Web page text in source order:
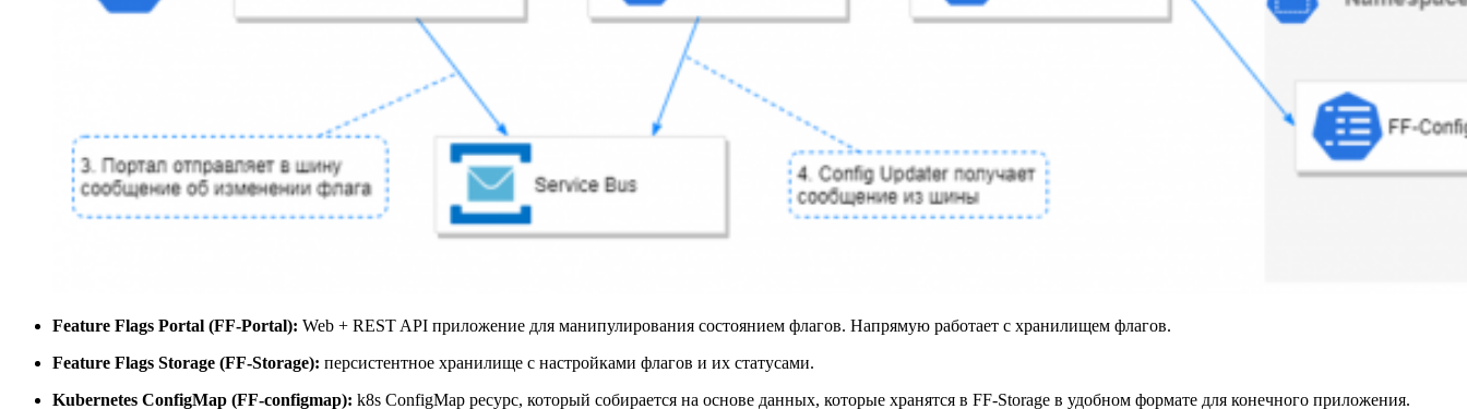
Feature Flags Portal (FF-Portal): Web + REST API приложение для манипулирования состоянием флагов. Напрямую работает с хранилищем флагов.
Feature Flags Storage (FF-Storage): персистентное хранилище с настройками флагов и их статусами.
Kubernetes ConfigMap (FF-configmap): k8s ConfigMap ресурс, который собирается на основе данных, которые хранятся в FF-Storage в удобном формате для конечного приложения.